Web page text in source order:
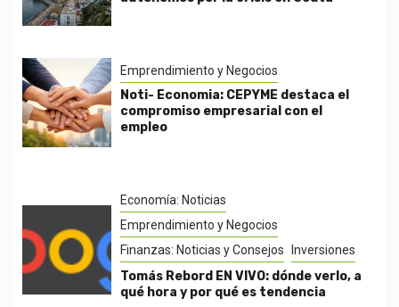
Emprendimiento y Negocios
Noti- Economia: CEPYME destaca el
compromiso empresarial con el
empleo
Economía: Noticias
Emprendimiento y Negocios
Finanzas: Noticias y Consejos
Inversiones
Tomás Rebord EN VIVO: dónde verlo, a
qué hora y por qué es tendencia